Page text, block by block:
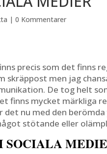
|0 Kommentarer
precis som det finns
skräppost men jag
De tog helt
finns mycket märkliga
det nu med den
stötande eller
SOCIALA